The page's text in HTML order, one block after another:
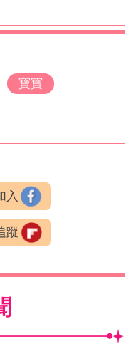
寶寶
入
蹤